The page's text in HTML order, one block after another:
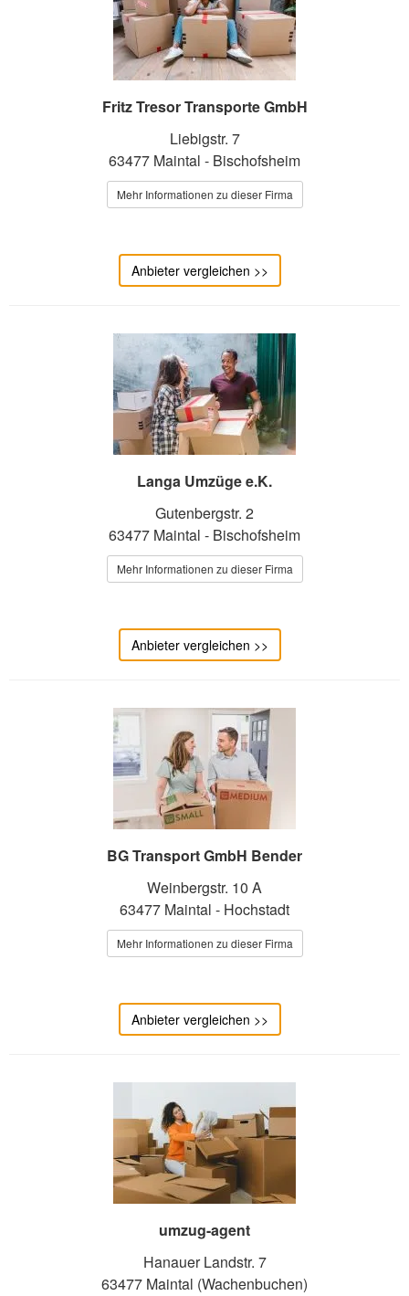
Fritz Tresor Transporte GmbH
Liebigstr. 7
63477 Maintal - Bischofsheim
Mehr Informationen zu dieser Firma
Anbieter vergleichen >>
Langa Umzüge e.K.
Gutenbergstr. 2
63477 Maintal - Bischofsheim
Mehr Informationen zu dieser Firma
Anbieter vergleichen >>
BG Transport GmbH Bender
Weinbergstr. 10 A
63477 Maintal - Hochstadt
Mehr Informationen zu dieser Firma
Anbieter vergleichen >>
umzug-agent
Hanauer Landstr. 7
63477 Maintal (Wachenbuchen)